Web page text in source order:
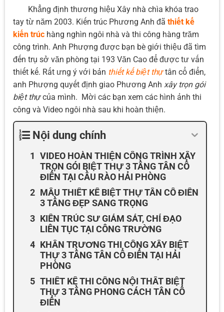
Khẳng định thương hiệu Xây nhà chìa khóa trao
tay từ năm 2003. Kiến trúc Phương Anh đã thiết kế
kiến trúc hàng nghìn ngôi nhà và thi công hàng trăm
công trình. Anh Phượng được bạn bè giới thiệu đã tìm
đến trụ sở văn phòng tại 193 Văn Cao để được tư vấn
thiết kế. Rất ưng ý với bản thiết kế biệt thựtân cổ điển,
anh Phượng quyết định giao Phương Anh xây trọn gói
biệt thựcủa mình. Mời các bạn xem các hình ảnh thi
công và Video ngôi nhà sau khi hoàn thiện.
Nội dung chính
VIDEO HOÀN THIỆN CÔNG TRÌNH XÂY
TRỌN GÓI BIỆT THỰ 3 TẦNG TÂN CỔ
ĐIỂN TẠI CẦU RÀO HẢI PHÒNG
MẪU THIẾT KẾ BIỆT THỰ TÂN CỔ ĐIỂN
3 TẦNG ĐẸP SANG TRỌNG
KIẾN TRÚC SƯ GIÁM SÁT, CHỈ ĐẠO
LIÊN TỤC TẠI CÔNG TRƯỜNG
KHẨN TRƯƠNG THI CÔNG XÂY BIỆT
THỰ 3 TẦNG TÂN CỔ ĐIỂN TẠI HẢI
PHÒNG
THIẾT KẾ THI CÔNG NỘI THẤT BIỆT
THỰ 3 TẦNG PHONG CÁCH TÂN CỔ
ĐIỂN